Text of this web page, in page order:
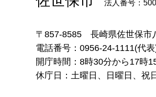
法人番号：
〒857-8585 長崎県佐世保市
電話番号：0956-24-1111(代
開庁時間：8時30分から17時
休庁日：土曜日、日曜日、祝